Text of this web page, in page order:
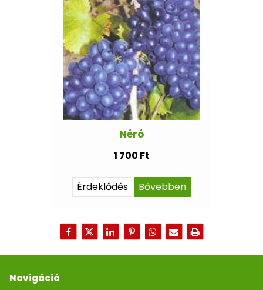
Néró
1 700 Ft
Érdeklődés Bővebben
Navigáció